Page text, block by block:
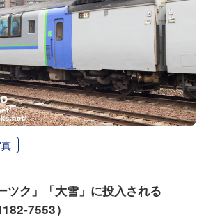
ツク」「大雪」に投入される
7553）